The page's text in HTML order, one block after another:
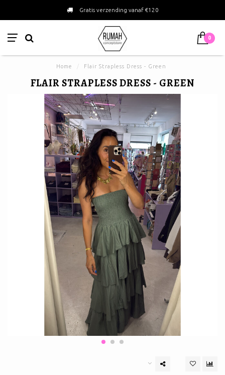
Gratis verzending vanaf €120
0
Home Flair Strapless Dress - Green
FLAIR STRAPLESS DRESS - GREEN